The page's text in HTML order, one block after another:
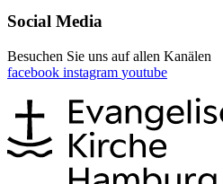
Social Media
Besuchen Sie uns auf allen Kanälen
facebook instagram youtube